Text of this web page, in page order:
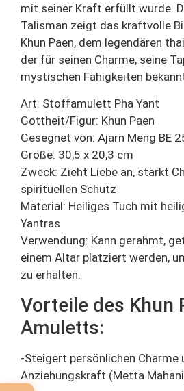
mit seiner Kraft erfüllt wurde.
Talisman zeigt das kraftvolle
Khun Paen, dem legendären
der für seinen Charme, seine
mystischen Fähigkeiten
Art: Stoffamulett Pha Yant
Gottheit/Figur: Khun Paen
Gesegnet von: Ajarn Meng BE
Größe: 30,5 x 20,3 cm
Zweck: Zieht Liebe an, stärkt
spirituellen Schutz
Material: Heiliges Tuch mit
Yantras
Verwendung: Kann gerahmt,
einem Altar platziert werden,
zu erhalten.
Vorteile des Khun
Amuletts:
-Steigert persönlichen Charme
Anziehungskraft (Metta